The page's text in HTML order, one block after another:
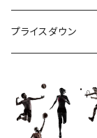
プライスダウン